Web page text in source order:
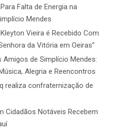
Falta de Energia na
Mendes
Kleyton Vieira é Recebido Com
da Vitória em Oeiras”
Amigos de Simplício Mendes:
Alegria e Reencontros
realiza confraternização de
Cidadãos Notáveis Recebem